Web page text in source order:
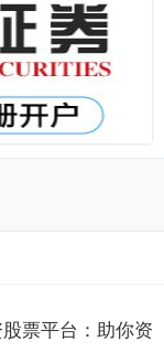
票平台：助你资